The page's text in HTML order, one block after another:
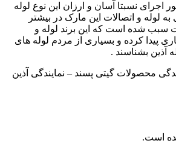
اجرای نسبتا آسان و ارزان این نوع لوله
لوله و اتصالات این مارک در بیشتر
سبب شده است که این برند لوله و
پیدا کرده و بسیاری از مردم لوله های
آذین بشناسند .
محصولات گیتی پسند – نمایندگی آذین
است.